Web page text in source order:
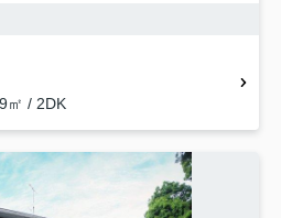
㎡ / 2DK